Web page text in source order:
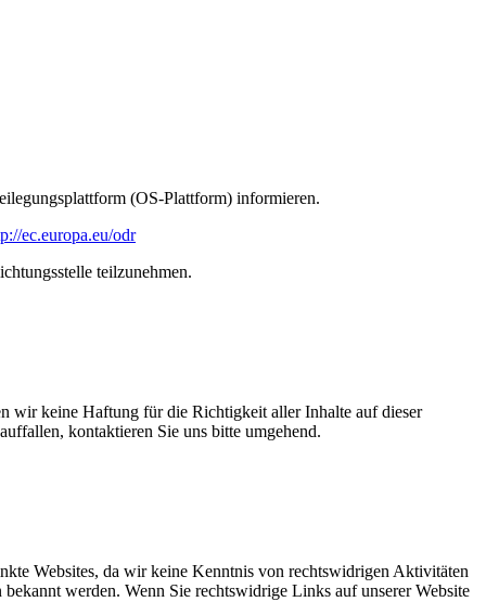
(OS-Plattform) informieren.
ec.europa.eu/odr
teilzunehmen.
wir keine Haftung für die Richtigkeit aller Inhalte auf dieser
kontaktieren Sie uns bitte umgehend.
Websites, da wir keine Kenntnis von rechtswidrigen Aktivitäten
werden. Wenn Sie rechtswidrige Links auf unserer Website